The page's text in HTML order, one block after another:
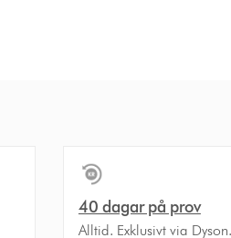
40 dagar på prov
Alltid. Exklusivt via